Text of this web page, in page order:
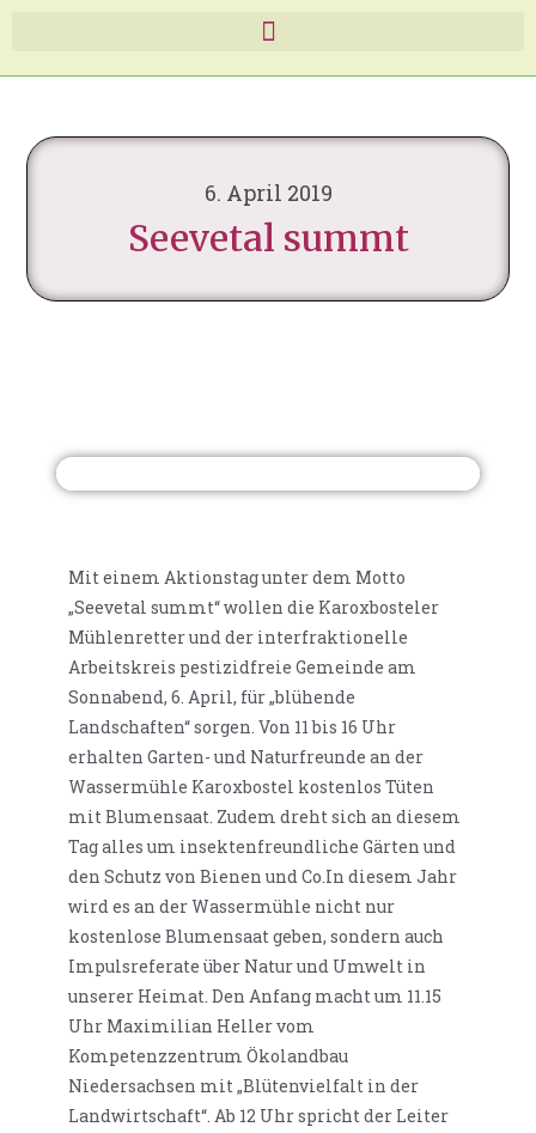
6. April 2019
Seevetal summt
Mit einem Aktionstag unter dem Motto
„Seevetal summt“ wollen die Karoxbosteler
Mühlenretter und der interfraktionelle
Arbeitskreis pestizidfreie Gemeinde am
Sonnabend, 6. April, für „blühende
Landschaften“ sorgen. Von 11 bis 16 Uhr
erhalten Garten- und Naturfreunde an der
Wassermühle Karoxbostel kostenlos Tüten
mit Blumensaat. Zudem dreht sich an diesem
Tag alles um insektenfreundliche Gärten und
den Schutz von Bienen und Co.In diesem Jahr
wird es an der Wassermühle nicht nur
kostenlose Blumensaat geben, sondern auch
Impulsreferate über Natur und Umwelt in
unserer Heimat. Den Anfang macht um 11.15
Uhr Maximilian Heller vom
Kompetenzzentrum Ökolandbau
Niedersachsen mit „Blütenvielfalt in der
Landwirtschaft“. Ab 12 Uhr spricht der Leiter